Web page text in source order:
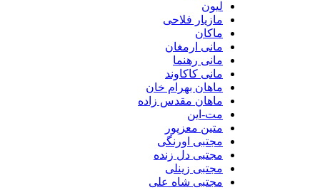
مازیار فلاحی
مانی ارمغان
مانی رهنما
مانی کاکاوند
ماهان بهرام خان
ماهان مقدس زاده
مت-این
متین معزپور
مجتبی اورنگی
مجتبی دل زنده
مجتبی زینلی
مجتبی شاه علی